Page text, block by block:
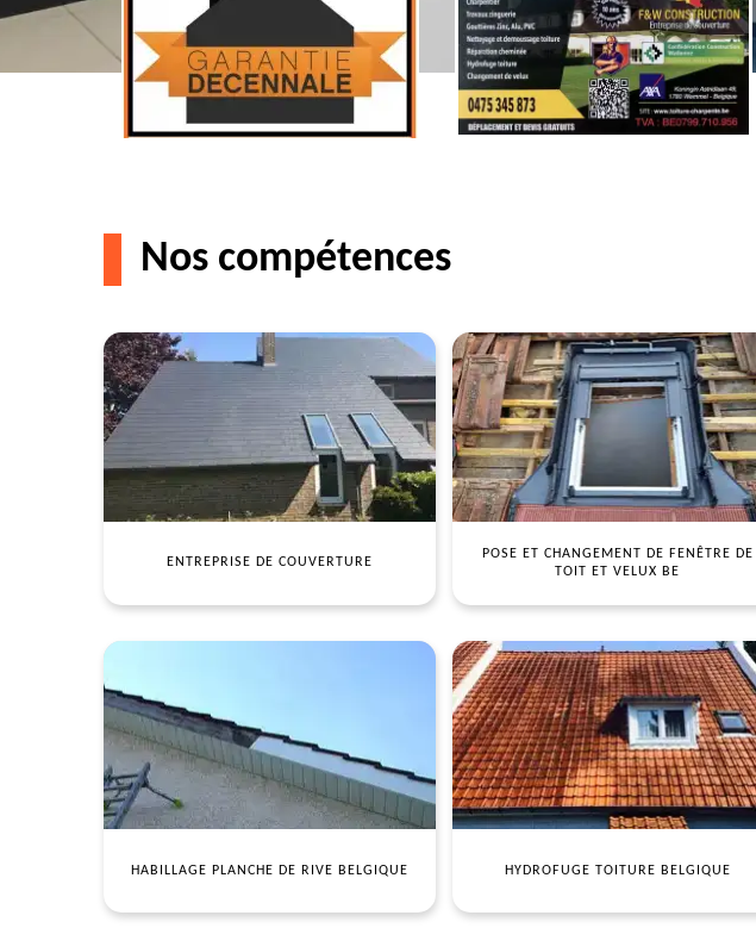
Nos compétences
ENTREPRISE DE COUVERTURE
POSE ET CHANGEMENT DE FENÊTRE DE
TOIT ET VELUX BE
HABILLAGE PLANCHE DE RIVE BELGIQUE HYDROFUGE TOITURE BELGIQUE